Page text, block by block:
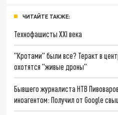
ЧИТАЙТЕ ТАКЖЕ:
Технофашисты XXI века
"Кротами" были все? Теракт в
охотятся "живые дроны"
Бывшего журналиста НТВ
иноагентом: Получил от Gоogle